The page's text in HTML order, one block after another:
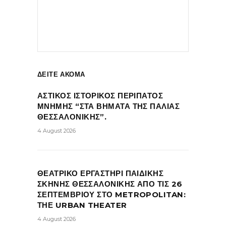
ΔΕΙΤΕ ΑΚΟΜΑ
ΑΣΤΙΚΟΣ ΙΣΤΟΡΙΚΟΣ ΠΕΡΙΠΑΤΟΣ
ΜΝΗΜΗΣ “ΣΤΑ ΒΗΜΑΤΑ ΤΗΣ ΠΑΛΙΑΣ
ΘΕΣΣΑΛΟΝΙΚΗΣ”.
4 August 2026
ΘΕΑΤΡΙΚΟ ΕΡΓΑΣΤΗΡΙ ΠΑΙΔΙΚΗΣ
ΣΚΗΝΗΣ ΘΕΣΣΑΛΟΝΙΚΗΣ ΑΠΟ ΤΙΣ 26
ΣΕΠΤΕΜΒΡΙΟΥ ΣΤΟ METROPOLITAN:
ΤΗΕ URBAN THEATER
4 August 2026